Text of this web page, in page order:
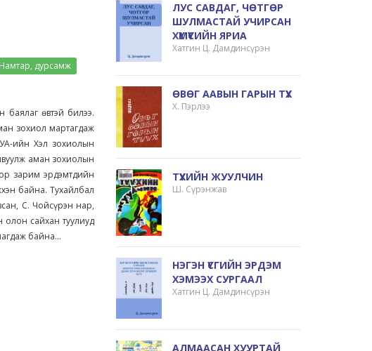
Намтар, дурсамж
өвтэй билээ.
зохиол мартагдаж
ийн Хэл зохиолын
аман зохиолын
зарим эрдэмтдийн
байна. Тухайлбал
С. Чойсүрэн нар,
сайхан туулиуд
байна...
ЛУС САВДАГ, ЧӨТГӨР
ШУЛМАСТАЙ УЧИРСАН
ХҮМҮҮСИЙН ЯРИА
Хатгин Ц. Дамдинсүрэн
ӨВӨГ ААВЫН ГАРЫН ТҮҮХ
Х. Пэрлээ
ТҮҮХИЙН ЖУУЛЧИН
Ш. Сүрэнжав
НЭГЭН ҮСГИЙН ЭРДЭМ
ХЭМЭЭХ СУРГААЛ
Хатгин Ц. Дамдинсүрэн
АЛМААСАН ХУУРТАЙ